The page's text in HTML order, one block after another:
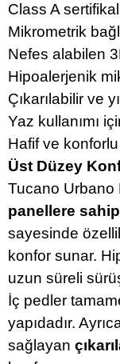
Class A
Mikrometrik
Nefes alabilen
Hipoalerjenik
Çıkarılabilir ve
Yaz kullanımı
Hafif ve
Üst Düzey
Tucano Urbano
panellere
sayesinde
konfor sunar.
uzun süreli
İç pedler
yapıdadır.
sağlayan